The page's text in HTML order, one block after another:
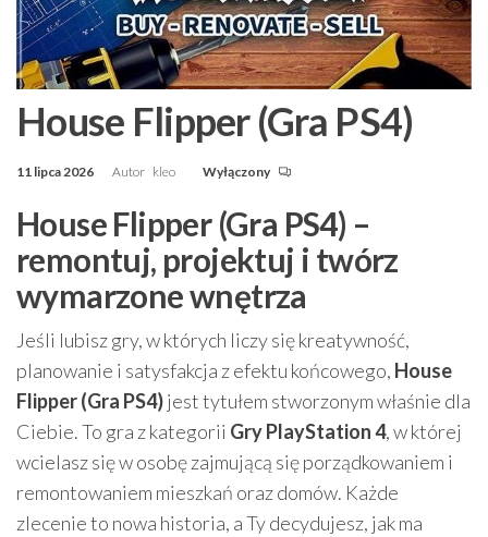
House Flipper (Gra PS4)
11 lipca 2026 Autor kleo Wyłączony
House Flipper (Gra PS4) –
remontuj, projektuj i twórz
wymarzone wnętrza
Jeśli lubisz gry, w których liczy się kreatywność,
planowanie i satysfakcja z efektu końcowego, House
Flipper (Gra PS4)jest tytułem stworzonym właśnie dla
Ciebie. To gra z kategorii Gry PlayStation 4, w której
wcielasz się w osobę zajmującą się porządkowaniem i
remontowaniem mieszkań oraz domów. Każde
zlecenie to nowa historia, a Ty decydujesz, jak ma